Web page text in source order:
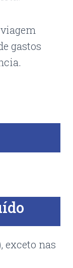
gastos
exceto nas